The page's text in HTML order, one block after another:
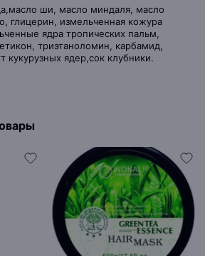
ши, масло миндаля, масло
глицерин, измельченная кожура
ядра тропических пальм,
триэтаноломин, карбамид,
кукурузных ядер,сок клубники.